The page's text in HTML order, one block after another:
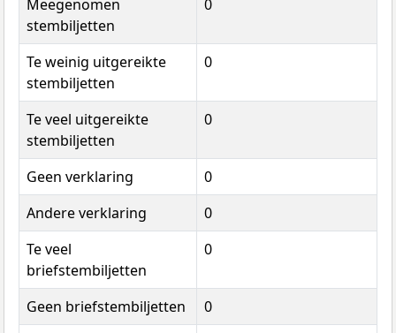
Meegenomen
stembiljetten
0
Te weinig uitgereikte
stembiljetten
0
Te veel uitgereikte
stembiljetten
0
Geen verklaring
0
Andere verklaring
0
Te veel
briefstembiljetten
0
Geen briefstembiljetten
0